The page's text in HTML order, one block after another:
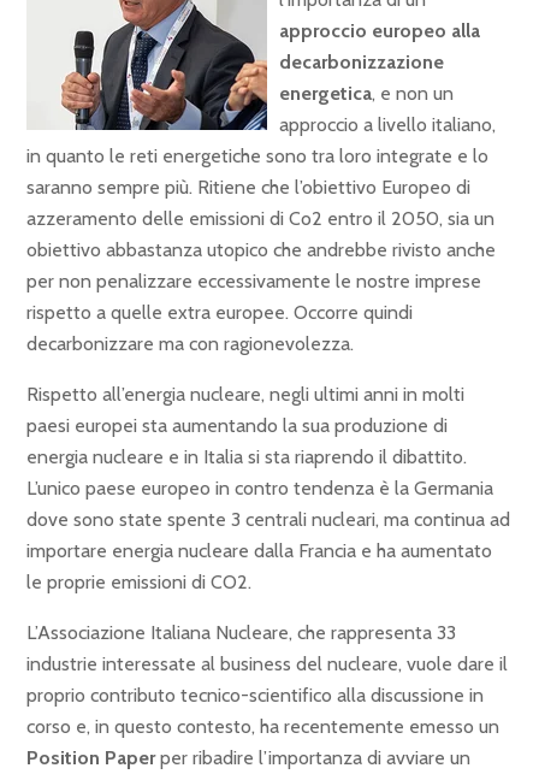
approccio europeo alla
decarbonizzazione
energetica, e non un
approccio a livello italiano,
in quanto le reti energetiche sono tra loro integrate e lo
saranno sempre più. Ritiene che l’obiettivo Europeo di
azzeramento delle emissioni di Co2 entro il 2050, sia un
obiettivo abbastanza utopico che andrebbe rivisto anche
per non penalizzare eccessivamente le nostre imprese
rispetto a quelle extra europee. Occorre quindi
decarbonizzare ma con ragionevolezza.
Rispetto all’energia nucleare, negli ultimi anni in molti
paesi europei sta aumentando la sua produzione di
energia nucleare e in Italia si sta riaprendo il dibattito.
L’unico paese europeo in contro tendenza è la Germania
dove sono state spente 3 centrali nucleari, ma continua ad
importare energia nucleare dalla Francia e ha aumentato
le proprie emissioni di CO2.
L’Associazione Italiana Nucleare, che rappresenta 33
industrie interessate al business del nucleare, vuole dare il
proprio contributo tecnico-scientifico alla discussione in
corso e, in questo contesto, ha recentemente emesso un
Position Paperper ribadire l’importanza di avviare un